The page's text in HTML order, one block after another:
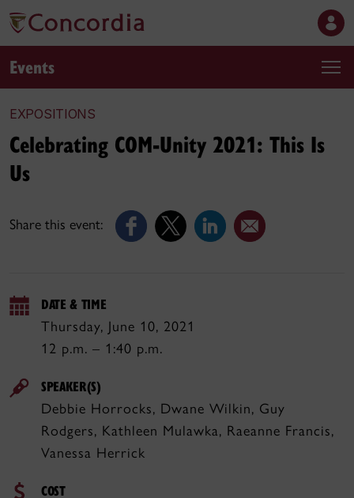
Events
EXPOSITIONS
Share this event:
Celebrating COM-Unity 2021: This Is
Us
DATE & TIME
Thursday, June 10, 2021
12 p.m. – 1:40 p.m.
SPEAKER(S)
Debbie Horrocks, Dwane Wilkin, Guy
Rodgers, Kathleen Mulawka, Raeanne Francis,
Vanessa Herrick
COST